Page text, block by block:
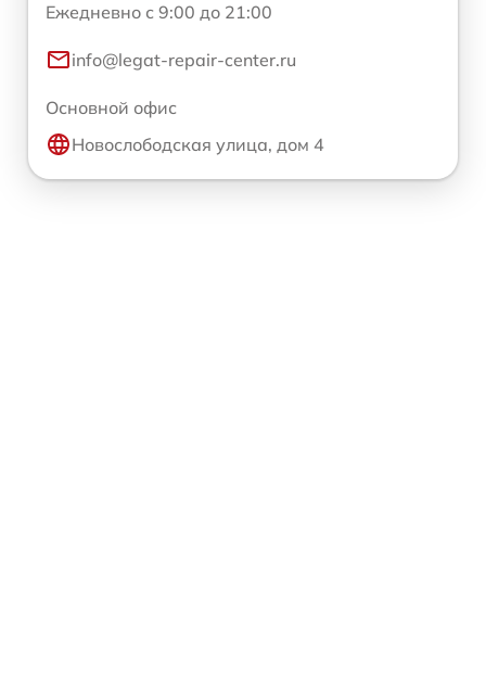
Ежедневно с 9:00 до 21:00
info@legat-repair-center.ru
Основной офис
Новослободская улица, дом 4